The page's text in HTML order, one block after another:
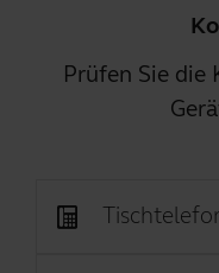
Prüfen Sie